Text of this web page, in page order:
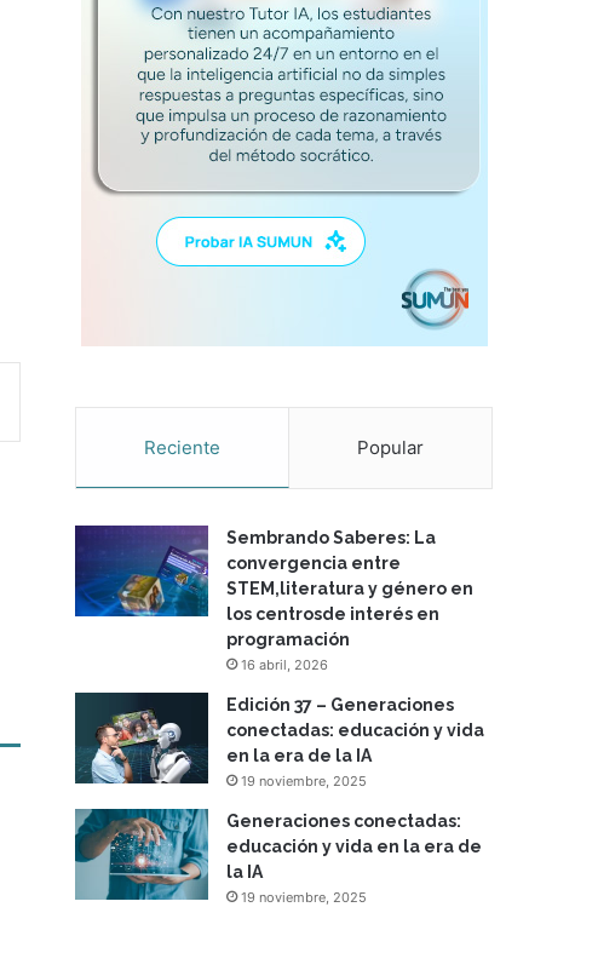
Reciente Popular
Sembrando Saberes: La
convergencia entre
STEM,literatura y género en
los centrosde interés en
programación
16 abril, 2026
Edición 37 – Generaciones
conectadas: educación y vida
en la era de la IA
19 noviembre, 2025
Generaciones conectadas:
educación y vida en la era de
la IA
19 noviembre, 2025